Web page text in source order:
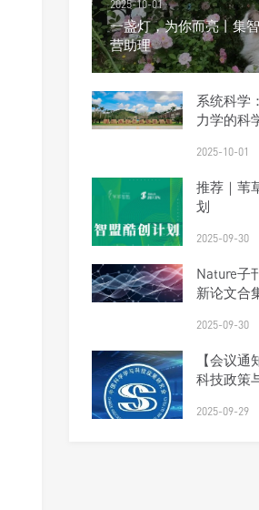
2025-10-01
一盏灯，为你而亮丨集
营助理
系统科学
力学的科
2025-10-01
推荐｜苇
划
2025-09-30
Nature子
新论文合
2025-09-30
【会议
科技政策
2025-09-29